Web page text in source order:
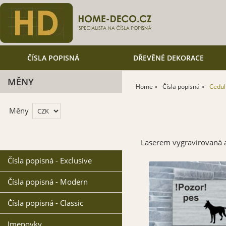
ČÍSLA POPISNÁ DŘEVĚNÉ DEKORACE
Home Čísla popisná
Laserem vygravírovaná
MĚNY
Měny
Čísla popisná - Exclusive
Čísla popisná - Modern
Čísla popisná - Classic